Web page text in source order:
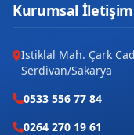
Kurumsal İletişim
İstiklal Mah. Çark
Serdivan/Sakarya
0533 556 77 84
0264 270 19 61